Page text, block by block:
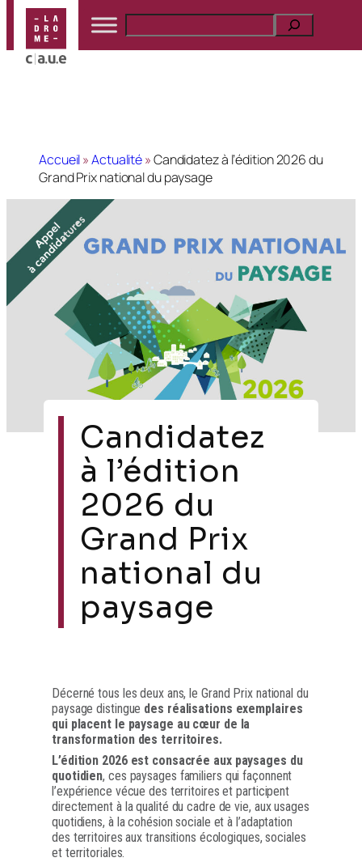
Accueil»Actualité»Candidatez à l’édition 2026 du
Grand Prix national du paysage
Candidatez
à l’édition
2026 du
Grand Prix
national du
paysage
Décerné tous les deux ans, le Grand Prix national du
paysage distingue des réalisations exemplaires
qui placent le paysage au cœur de la
transformation des territoires.
L’édition 2026 est consacrée aux paysages du
quotidien, ces paysages familiers qui façonnent
l’expérience vécue des territoires et participent
directement à la qualité du cadre de vie, aux usages
quotidiens, à la cohésion sociale et à l’adaptation
des territoires aux transitions écologiques, sociales
et territoriales.